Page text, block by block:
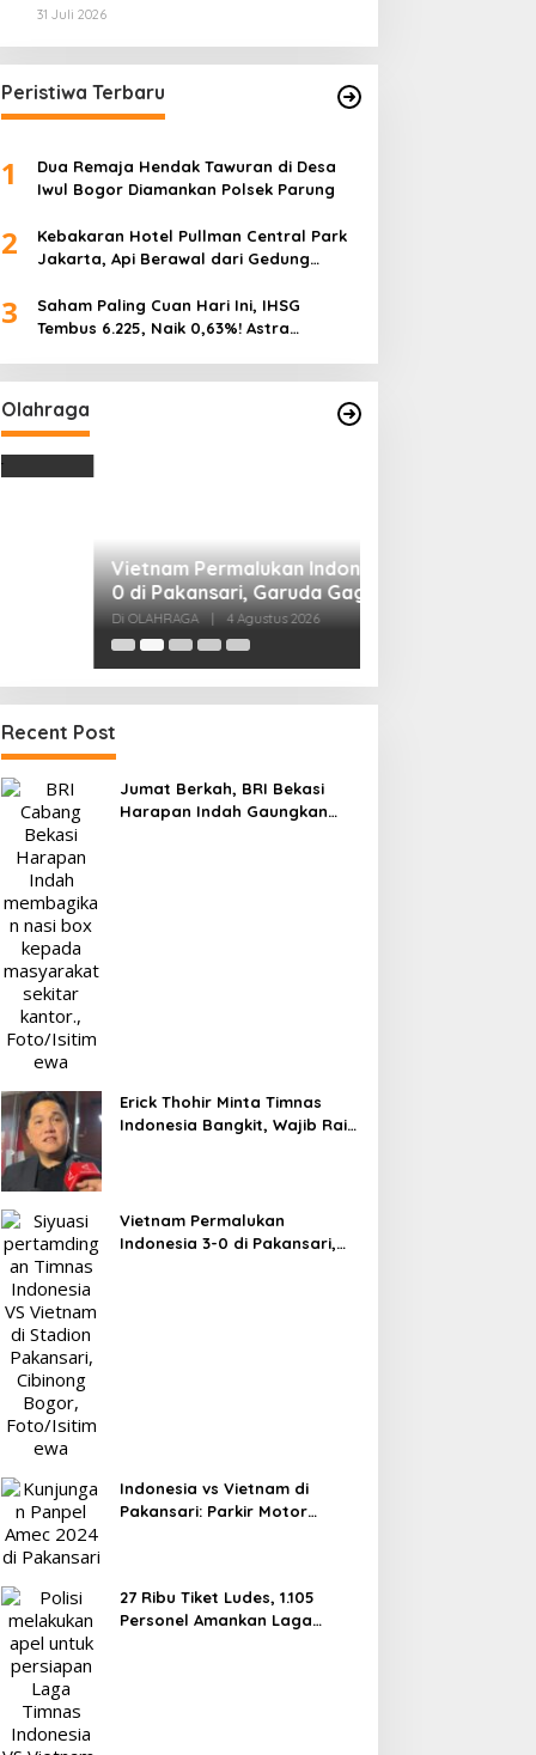
28%! Ini Daftar Saham Paling Cuan &
31 Juli 2026
Peristiwa Terbaru
1
Dua Remaja Hendak Tawuran di Desa
Iwul Bogor Diamankan Polsek Parung
2
Kebakaran Hotel Pullman Central Park
Jakarta, Api Berawal dari Gedung
3
Saham Paling Cuan Hari Ini, IHSG
Tembus 6.225, Naik 0,63%! Astra
Olahraga
Vietnam Permalukan Indonesia 3-
Recent Post
Jumat Berkah, BRI Bekasi
Harapan Indah Gaungkan
Erick Thohir Minta Timnas
Indonesia Bangkit, Wajib Raih
Vietnam Permalukan
Indonesia 3-0 di Pakansari,
Indonesia vs Vietnam di
Pakansari: Parkir Motor
27 Ribu Tiket Ludes, 1.105
Personel Amankan Laga